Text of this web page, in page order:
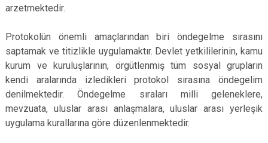
Kaş
arzetmektedir.
Protokolün önemli amaçlarından biri öndegelme sırasını
saptamak ve titizlikle uygulamaktır. Devlet yetkililerinin, kamu
kurum ve kuruluşlarının, örgütlenmiş tüm sosyal grupların
kendi aralarında izledikleri protokol sırasına öndegelim
denilmektedir. Öndegelme sıraları milli geleneklere,
mevzuata, uluslar arası anlaşmalara, uluslar arası yerleşik
uygulama kurallarına göre düzenlenmektedir.